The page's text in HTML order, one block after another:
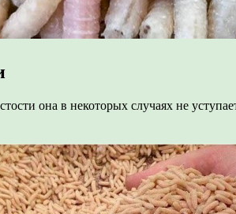
она в некоторых случаях не